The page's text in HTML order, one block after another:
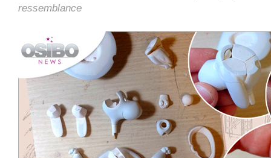
ressemblance